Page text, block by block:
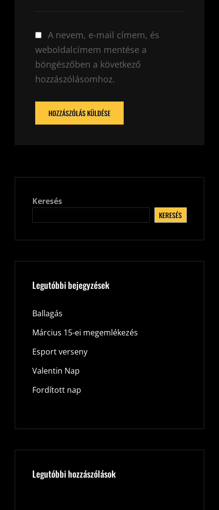
A nevem, e-mail címem, és
weboldalcímem mentése a
böngészőben a következő
hozzászólásomhoz.
Keresés
KERESÉS
Legutóbbi bejegyzések
Ballagás
Március 15-ei megemlékezés
Esport verseny
Valentin Nap
Fordított nap
Legutóbbi hozzászólások